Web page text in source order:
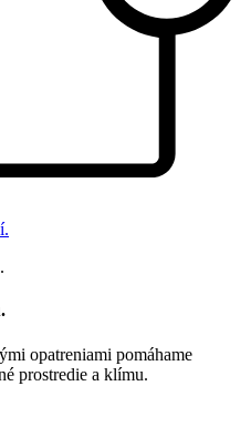
opatreniami pomáhame
prostredie a klímu.